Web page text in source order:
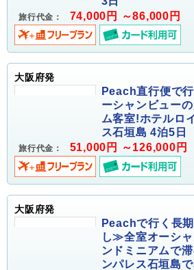
旅行代金： 74,000円 ～86,000円
大阪府発
Peach直行便で
ーシャンビュー
ム客室!ホテルロ
ス石垣島 4泊5日
旅行代金： 51,000円 ～126,000円
大阪府発
Peachで行く長
し≫全室オーシ
ンドミニアムで
ンパレス石垣島